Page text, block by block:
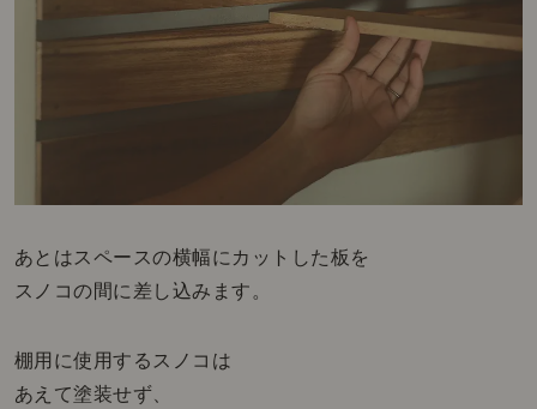
あとはスペースの横幅にカットした板を
スノコの間に差し込みます。
棚用に使用するスノコは
あえて塗装せず、